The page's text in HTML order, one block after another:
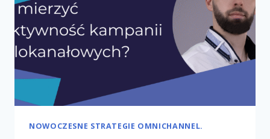
MULTIMEDIALNYCH
NOWOCZESNE STRATEGIE OMNICHANNEL.